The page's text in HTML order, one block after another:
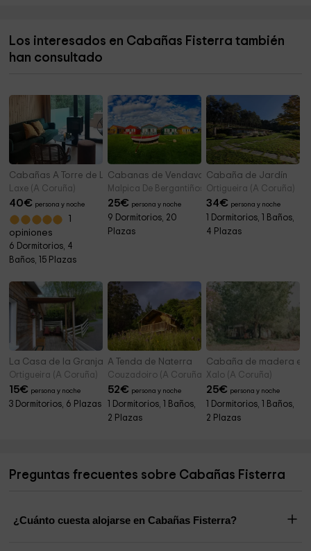
el horreo más largo de España.
Alto De Estorde 5,6 km
Los interesados en Cabañas Fisterra también
han consultado
Cabañas A Torre de Laxe
Laxe (A Coruña)
40€ persona y noche
opiniones
6 Dormitorios, 4
Baños, 15 Plazas
Cabanas de Vendaval
Malpica De Bergantiños (A Coruña)
25€ persona y noche
9 Dormitorios, 20
Plazas
Cabaña de Jardín
Ortigueira (A Coruña)
34€ persona y noche
1 Dormitorios, 1 Baños,
4 Plazas
La Casa de la Granja
Ortigueira (A Coruña)
15€ persona y noche
3 Dormitorios, 6 Plazas
A Tenda de Naterra
Couzadoiro (A Coruña)
52€ persona y noche
1 Dormitorios, 1 Baños,
2 Plazas
Cabaña de madera en
Xalo (A Coruña)
25€ persona y noche
1 Dormitorios, 1 Baños,
2 Plazas
Preguntas frecuentes sobre Cabañas Fisterra
¿Cuánto cuesta alojarse en Cabañas Fisterra?